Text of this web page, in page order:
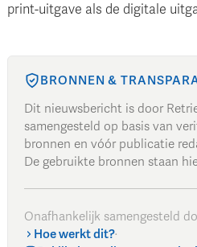
print-uitgave als de digitale
BRONNEN &
Dit nieuwsbericht is door
samengesteld op basis van
bronnen en vóór publicatie
De gebruikte bronnen staan
Onafhankelijk samengesteld
Hoe werkt dit?·